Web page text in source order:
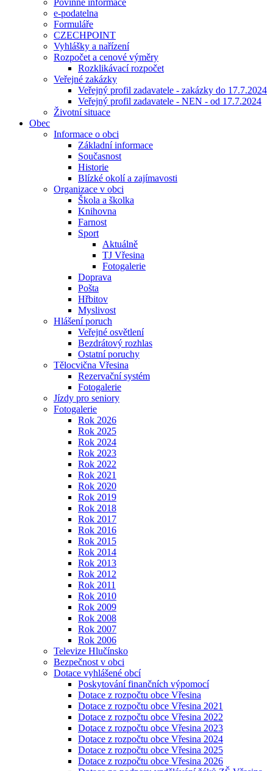
Povinné informace
e-podatelna
Formuláře
CZECHPOINT
Vyhlášky a nařízení
Rozpočet a cenové výměry
Rozklikávací rozpočet
Veřejné zakázky
Veřejný profil zadavatele - zakázky do 17.7.2024
Veřejný profil zadavatele - NEN - od 17.7.2024
Životní situace
Obec
Informace o obci
Základní informace
Současnost
Historie
Blízké okolí a zajímavosti
Organizace v obci
Škola a školka
Knihovna
Farnost
Sport
Aktuálně
TJ Vřesina
Fotogalerie
Doprava
Pošta
Hřbitov
Myslivost
Hlášení poruch
Veřejné osvětlení
Bezdrátový rozhlas
Ostatní poruchy
Tělocvična Vřesina
Rezervační systém
Fotogalerie
Jízdy pro seniory
Fotogalerie
Rok 2026
Rok 2025
Rok 2024
Rok 2023
Rok 2022
Rok 2021
Rok 2020
Rok 2019
Rok 2018
Rok 2017
Rok 2016
Rok 2015
Rok 2014
Rok 2013
Rok 2012
Rok 2011
Rok 2010
Rok 2009
Rok 2008
Rok 2007
Rok 2006
Televize Hlučínsko
Bezpečnost v obci
Dotace vyhlášené obcí
Poskytování finančních výpomocí
Dotace z rozpočtu obce Vřesina
Dotace z rozpočtu obce Vřesina 2021
Dotace z rozpočtu obce Vřesina 2022
Dotace z rozpočtu obce Vřesina 2023
Dotace z rozpočtu obce Vřesina 2024
Dotace z rozpočtu obce Vřesina 2025
Dotace z rozpočtu obce Vřesina 2026